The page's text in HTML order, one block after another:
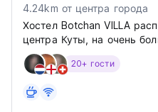
4.24km от центра города
Хостел Botchan VILLA
центра Куты, на очень
Мы предлагаем вам
пребывание в нашем
20+ гости